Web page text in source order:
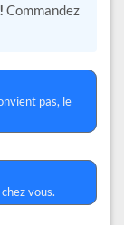
Commandez
pas, le
vous.